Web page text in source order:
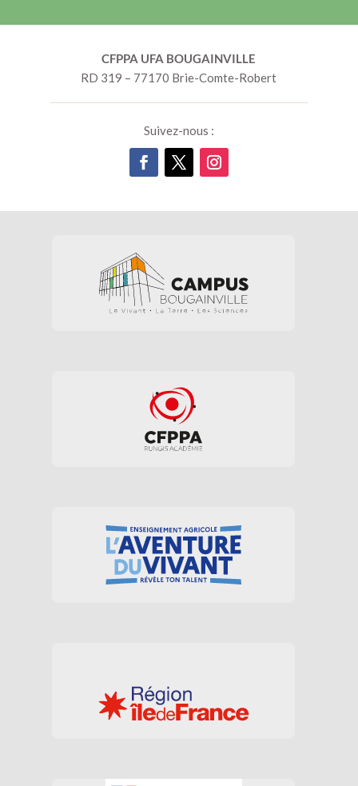
CFPPA UFA BOUGAINVILLE
RD 319 – 77170 Brie-Comte-Robert
Suivez-nous :